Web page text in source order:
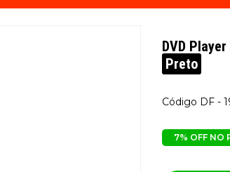
DVD
Preto
DF -
7% OFF NO